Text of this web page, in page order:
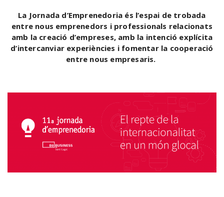
La Jornada d’Emprenedoria és l’espai de trobada
entre nous emprenedors i professionals relacionats
amb la creació d’empreses, amb la intenció explícita
d’intercanviar experiències i fomentar la cooperació
entre nous empresaris.